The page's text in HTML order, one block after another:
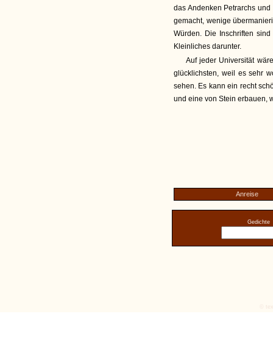
das Andenken Petrarchs
gemacht, wenige
Würden. Die Inschriften
Kleinliches darunter.
Auf jeder Universität
glücklichsten, weil es sehr
sehen. Es kann ein recht
und eine von Stein erbauen,
Anreise
Gedichte